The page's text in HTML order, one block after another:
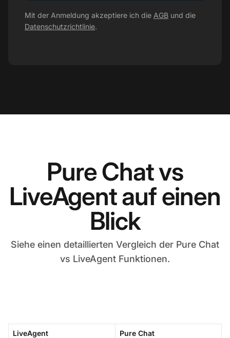
Mit der Anmeldung akzeptiere ich die AGB und die
Datenschutzrichtlinie.
Pure Chat vs
LiveAgent auf einen
Blick
Siehe einen detaillierten Vergleich der Pure Chat
vs LiveAgent Funktionen.
LiveAgent Pure Chat